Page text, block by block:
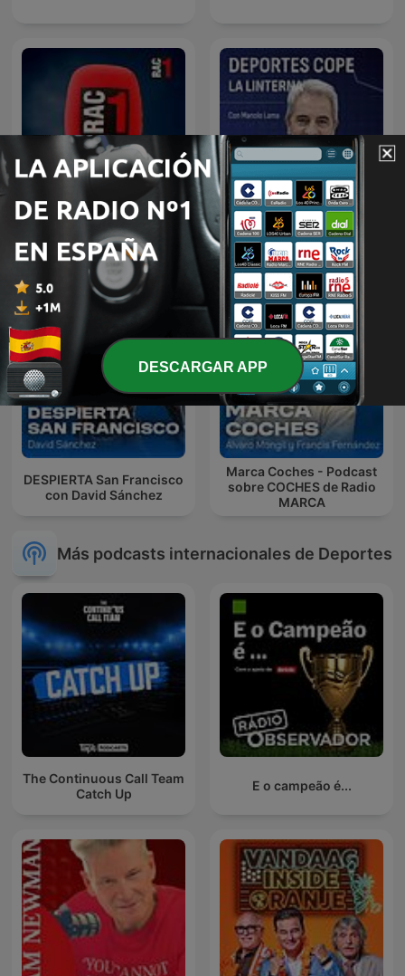
Tu diràs - L'hora a hora Deportes COPE
DESPIERTA San Francisco
con David Sánchez
Marca Coches - Podcast
sobre COCHES de Radio
MARCA
Más podcasts internacionales de Deportes
The Continuous Call Team
Catch Up
E o campeão é...
DESCARGAR APP